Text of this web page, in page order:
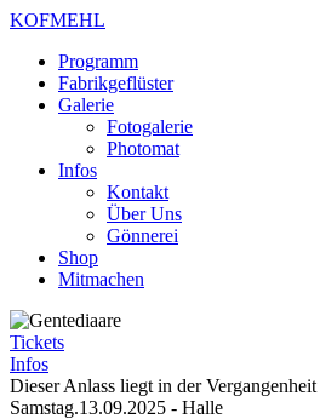
KOFMEHL
Programm
Fabrikgeflüster
Galerie
Fotogalerie
Photomat
Infos
Kontakt
Über Uns
Gönnerei
Shop
Mitmachen
Tickets
Infos
Dieser Anlass liegt in der Vergangenheit
Samstag.13.09.2025 - Halle